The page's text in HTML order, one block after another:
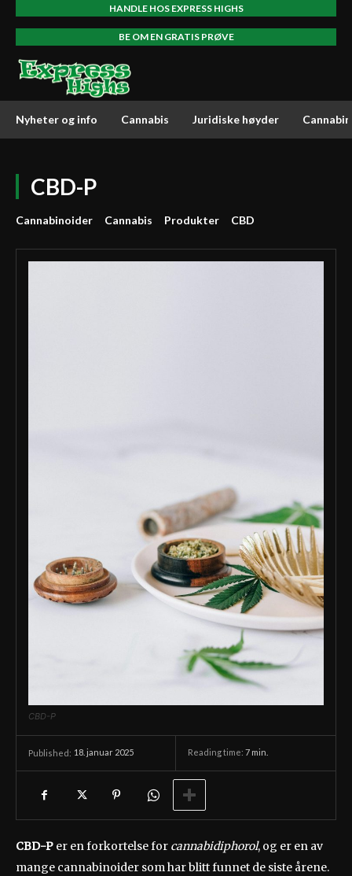
HANDLE HOS EXPRESS HIGHS
BE OM EN GRATIS PRØVE
Nyheter og info Cannabis Juridiske høyder
CBD-P
Cannabinoider Cannabis Produkter CBD
CBD-P
Published: 18. januar 2025 Reading time: 7 min.
CBD-P er en forkortelse for cannabidiphorol, og er en av
mange cannabinoider som har blitt funnet de siste årene.